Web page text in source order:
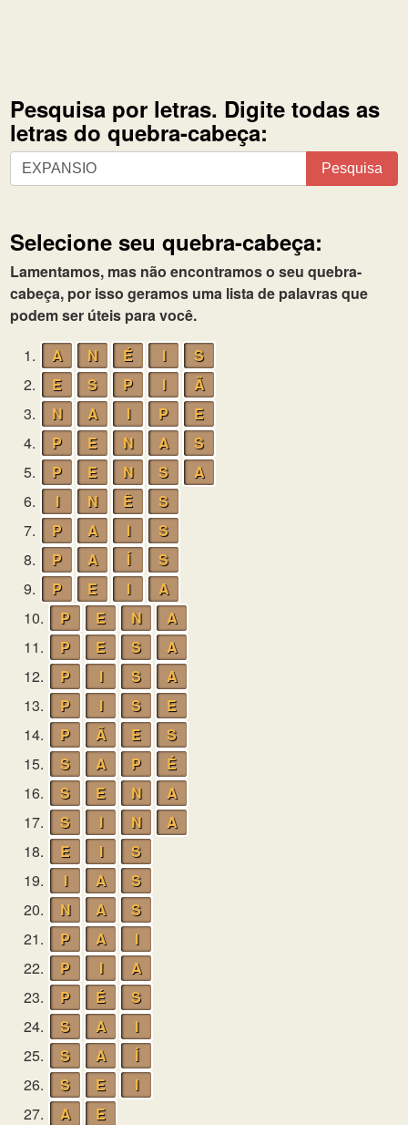
Pesquisa por letras. Digite todas as
letras do quebra-cabeça:
Pesquisa
por
todas
as
letras
do
quebra-
cabeça:
Pesquisa
Selecione seu quebra-cabeça:
Lamentamos, mas não encontramos o seu quebra-
cabeça, por isso geramos uma lista de palavras que
podem ser úteis para você.
1.
A N É I
S
2.
E S P I
Ã
3.
N A I P
E
4.
P E N A
S
5.
P E N S
A
6.
I N Ê
S
7.
P A I
S
8.
P A Í
S
9.
P E I
A
10.
P E N
A
11.
P E S
A
12.
P I S
A
13.
P I S
E
14.
P Ã E
S
15.
S A P
É
16.
S E N
A
17.
S I N
A
18.
E I
S
19.
I A
S
20.
N A
S
21.
P A
I
22.
P I
A
23.
P É
S
24.
S A
I
25.
S A
Í
26.
S E
I
27.
A
E